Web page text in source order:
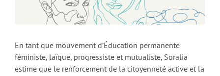
En tant que mouvement d’Éducation permanente
féministe, laïque, progressiste et mutualiste, Soralia
estime que le renforcement de la citoyenneté active et la